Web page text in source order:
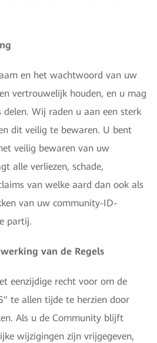
en het wachtwoord van uw
vertrouwelijk houden, en u mag
delen. Wij raden u aan een sterk
dit veilig te bewaren. U bent
veilig bewaren van uw
alle verliezen, schade,
van welke aard dan ook als
van uw community-ID-
partij.
van de Regels
eenzijdige recht voor om de
te allen tijde te herzien door
Als u de Community blijft
wijzigingen zijn vrijgegeven,